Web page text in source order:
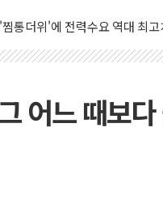
후티 반군, 예멘 정부군과 사우
42.5도 역대급 폭염…동물들도
포스코홀딩스, 포스코인터·DX 지
태국 학교서 중학생 총기 난사...최
어느 때보